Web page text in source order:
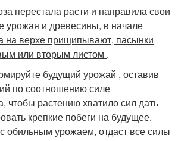
перестала расти и направила свои
урожая и древесины, в начале
на верхе прищипывают, пасынки
или вторым листом .
будущий урожай , оставив
по соотношению силе
чтобы растению хватило сил дать
крепкие побеги на будущее.
обильным урожаем, отдаст все силы